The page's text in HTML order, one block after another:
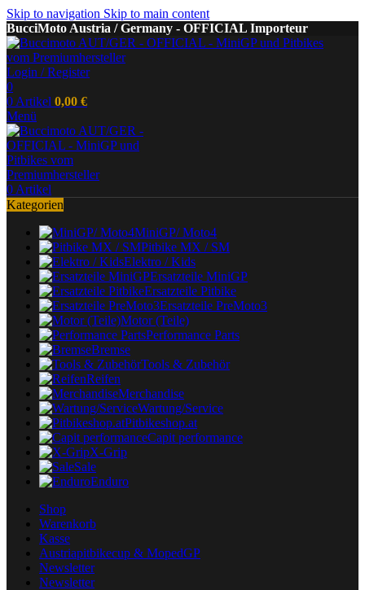
Skip to navigation Skip to main content
BucciMoto Austria / Germany - OFFICIAL Importeur
Login / Register
0
0 Artikel 0,00 €
Menü
0 Artikel
Kategorien
MiniGP/ Moto4
Pitbike MX / SM
Elektro / Kids
Ersatzteile MiniGP
Ersatzteile Pitbike
Ersatzteile PreMoto3
Motor (Teile)
Performance Parts
Bremse
Tools & Zubehör
Reifen
Merchandise
Wartung/Service
Pitbikeshop.at
Capit performance
X-Grip
Sale
Enduro
Shop
Warenkorb
Kasse
Austriapitbikecup & MopedGP
Newsletter
Newsletter